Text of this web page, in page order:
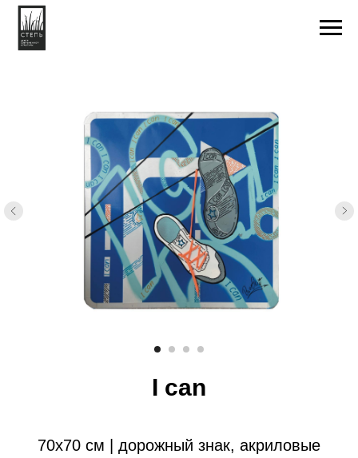
I can
70х70 см | дорожный знак, акриловые